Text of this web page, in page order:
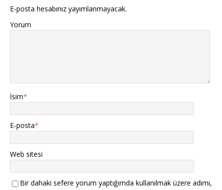
E-posta hesabınız yayımlanmayacak.
Yorum
İsim*
E-posta*
Web sitesi
Bir dahaki sefere yorum yaptığımda kullanılmak üzere adımı,